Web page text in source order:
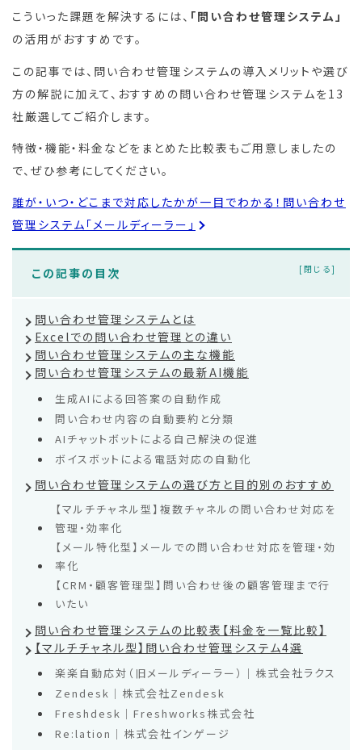
こういった課題を解決するには、 「問い合わせ管理システム」
の活用がおすすめです。
この記事では、問い合わせ管理システムの導入メリットや選び
方の解説に加えて、おすすめの問い合わせ管理システムを13
社厳選してご紹介します。
特徴・機能・料金などをまとめた比較表もご用意しましたの
で、ぜひ参考にしてください。
誰が・いつ・どこまで対応したかが一目でわかる！問い合わせ
管理システム「メールディーラー」
この記事の目次
問い合わせ管理システムとは
Excelでの問い合わせ管理との違い
問い合わせ管理システムの主な機能
問い合わせ管理システムの最新AI機能
生成AIによる回答案の自動作成
問い合わせ内容の自動要約と分類
AIチャットボットによる自己解決の促進
ボイスボットによる電話対応の自動化
問い合わせ管理システムの選び方と目的別のおすすめ
【マルチチャネル型】複数チャネルの問い合わせ対応を
管理・効率化
【メール特化型】メールでの問い合わせ対応を管理・効
率化
【CRM・顧客管理型】問い合わせ後の顧客管理まで行
いたい
問い合わせ管理システムの比較表【料金を一覧比較】
【マルチチャネル型】問い合わせ管理システム4選
楽楽自動応対（旧メールディーラー）｜株式会社ラクス
Zendesk｜株式会社Zendesk
Freshdesk｜Freshworks株式会社
Re:lation｜株式会社インゲージ